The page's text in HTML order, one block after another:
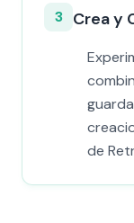
3 Crea y
de